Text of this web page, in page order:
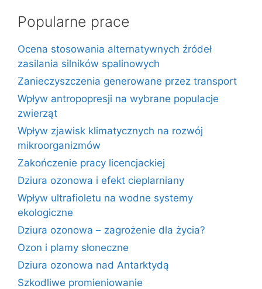
Popularne prace
Ocena stosowania alternatywnych źródeł
zasilania silników spalinowych
Zanieczyszczenia generowane przez transport
Wpływ antropopresji na wybrane populacje
zwierząt
Wpływ zjawisk klimatycznych na rozwój
mikroorganizmów
Zakończenie pracy licencjackiej
Dziura ozonowa i efekt cieplarniany
Wpływ ultrafioletu na wodne systemy
ekologiczne
Dziura ozonowa – zagrożenie dla życia?
Ozon i plamy słoneczne
Dziura ozonowa nad Antarktydą
Szkodliwe promieniowanie